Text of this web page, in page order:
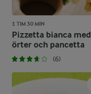
1 TIM 30 MIN
Pizzetta bianca med
örter och pancetta
(6)